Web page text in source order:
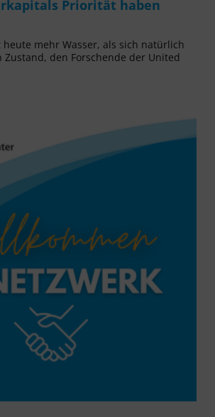
Priorität haben
mehr Wasser, als sich natürlich
Zustand, den Forschende der United